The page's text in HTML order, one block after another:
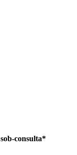
sob-consulta*